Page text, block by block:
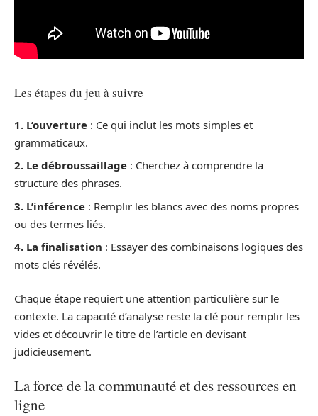
Les étapes du jeu à suivre
1. L’ouverture : Ce qui inclut les mots simples et
grammaticaux.
2. Le débroussaillage : Cherchez à comprendre la
structure des phrases.
3. L’inférence : Remplir les blancs avec des noms propres
ou des termes liés.
4. La finalisation : Essayer des combinaisons logiques des
mots clés révélés.
Chaque étape requiert une attention particulière sur le
contexte. La capacité d’analyse reste la clé pour remplir les
vides et découvrir le titre de l’article en devisant
judicieusement.
La force de la communauté et des ressources en
ligne